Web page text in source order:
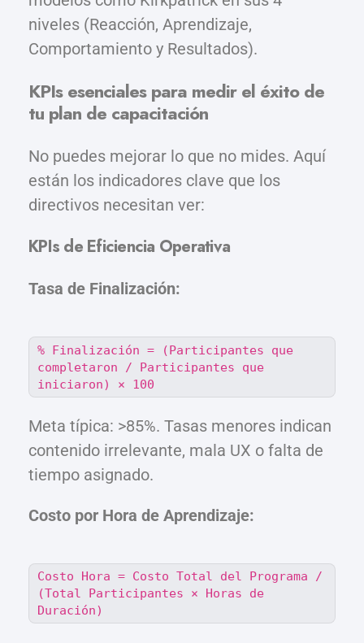
niveles (Reacción, Aprendizaje,
Comportamiento y Resultados).
KPIs esenciales para medir el éxito de
tu plan de capacitación
No puedes mejorar lo que no mides. Aquí
están los indicadores clave que los
directivos necesitan ver:
KPIs de Eficiencia Operativa
Tasa de Finalización:
% Finalización = (Participantes que
completaron / Participantes que
iniciaron) × 100
Meta típica: >85%. Tasas menores indican
contenido irrelevante, mala UX o falta de
tiempo asignado.
Costo por Hora de Aprendizaje:
Costo Hora = Costo Total del Programa /
(Total Participantes × Horas de
Duración)